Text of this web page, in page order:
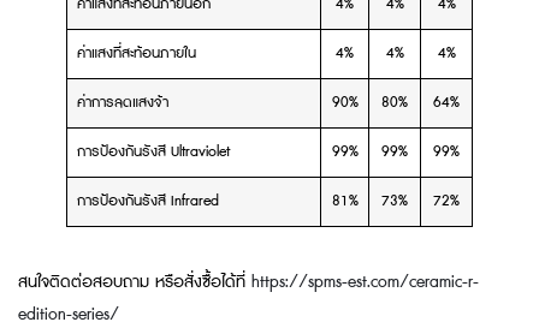
ค่าแสงที่สะท้อนภายใน 4% 4% 4%
ค่าการลดแสงจ้า 90% 80% 64%
การป้องกันรังสี Ultraviolet 99% 99% 99%
การป้องกันรังสี Infrared 81% 73% 72%
สนใจติดต่อสอบถาม หรือสั่งซื้อได้ที่ https://spms-est.com/ceramic-r-
edition-series/